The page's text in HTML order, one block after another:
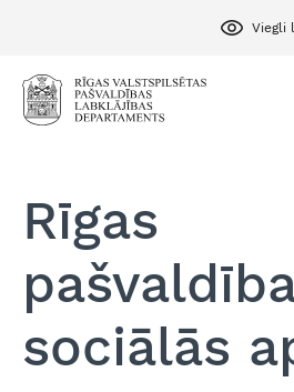
Viegli
Rīgas
sociālās